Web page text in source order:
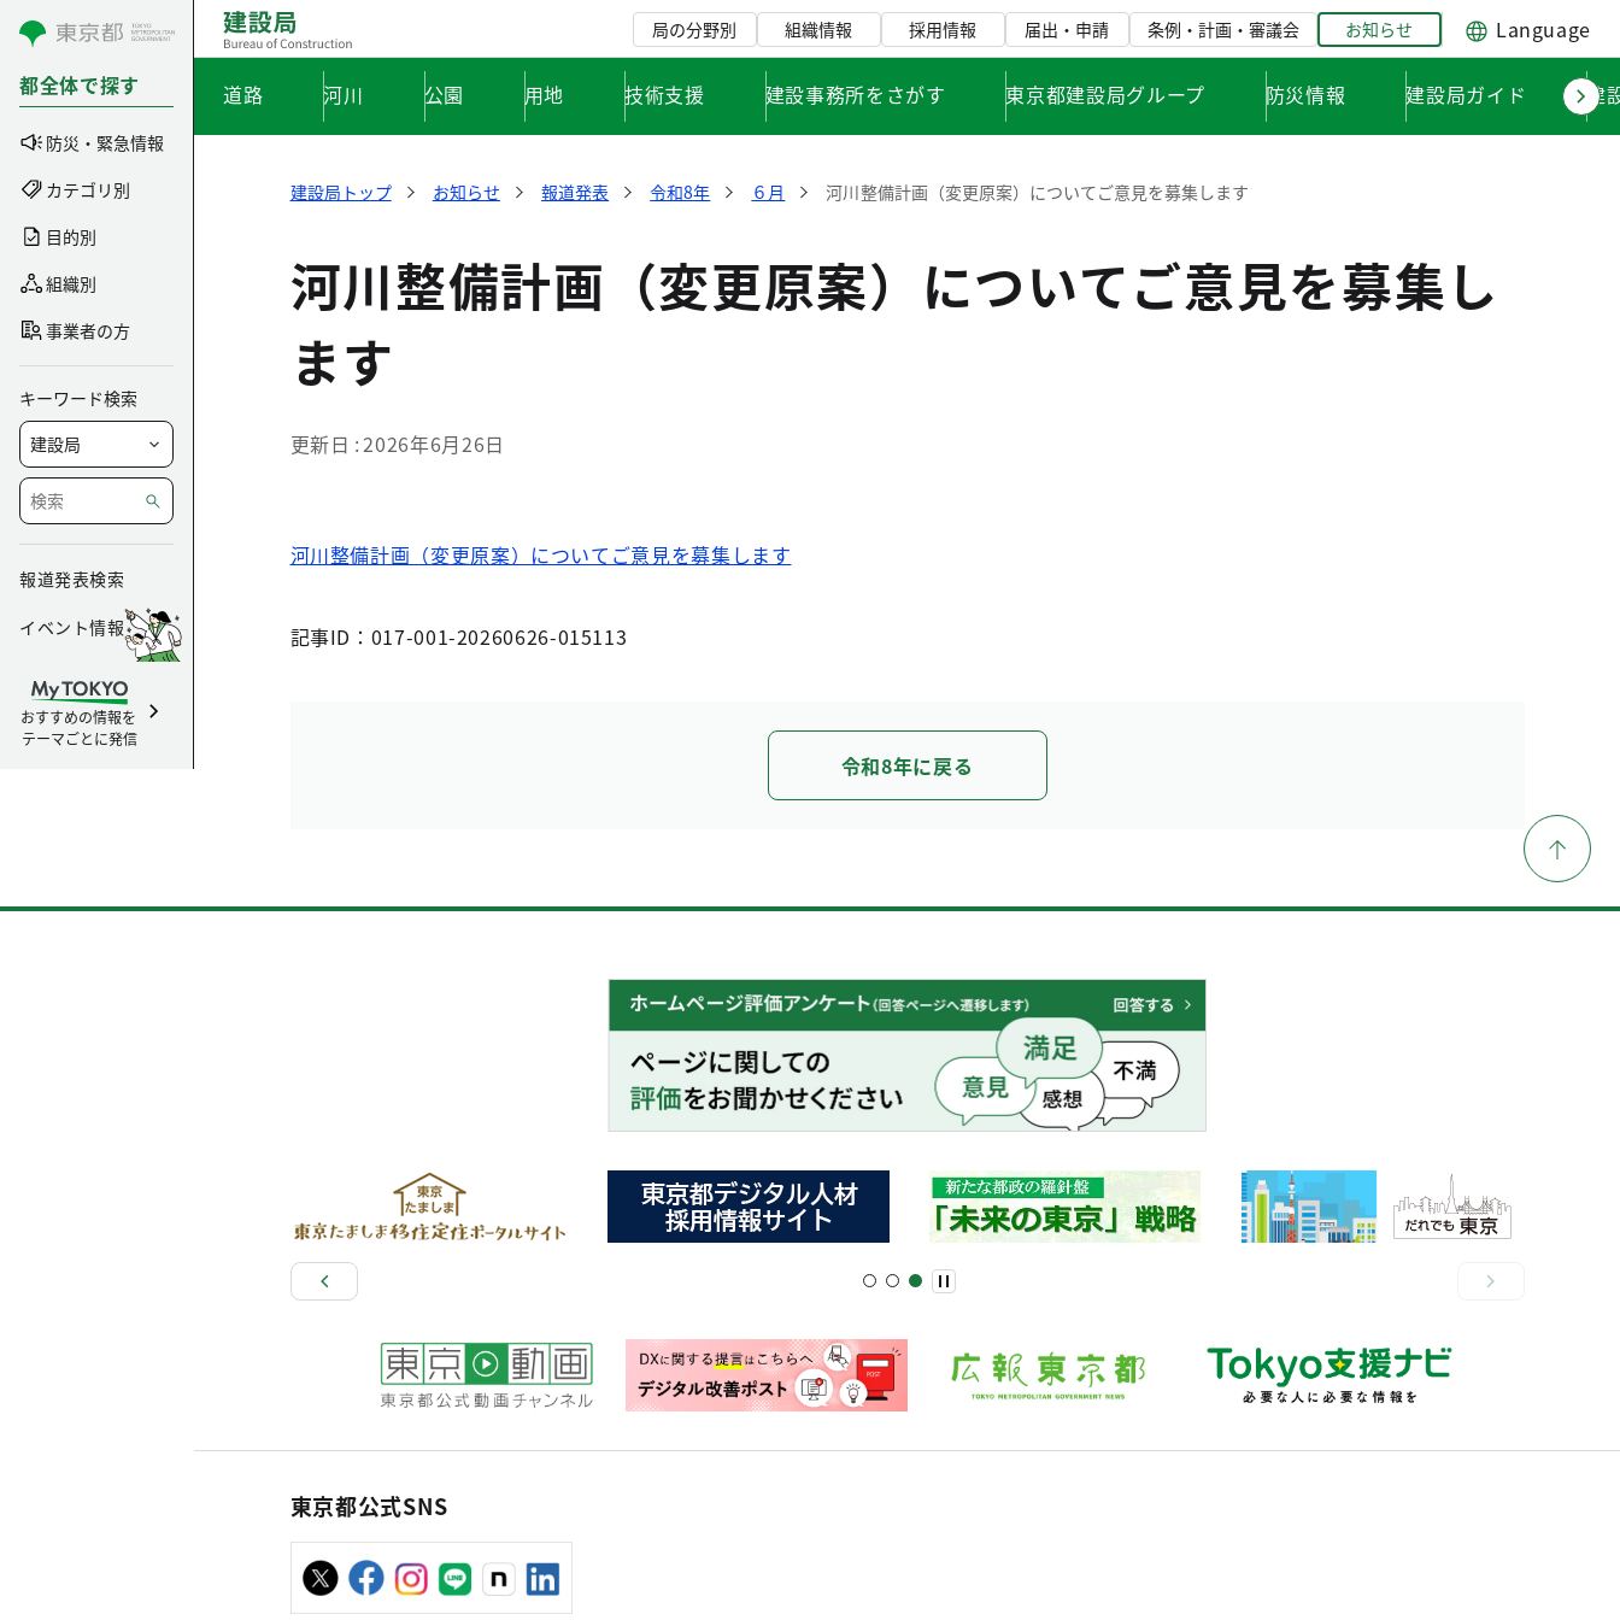
コンテンツにスキップ
都全体で探す
防災・緊急情報
カテゴリ別
目的別
組織別
事業者の方
キーワード検索
報道発表検索
イベント情報
おすすめの情報を
テーマごとに発信
局の分野別 組織情報 採用情報 届出・申請 条例・計画・審議会 お知らせ Language
道路 河川 公園 用地 技術支援 建設事務所をさがす 東京都建設局グループ 防災情報 建設局ガイド 建
建設局トップ お知らせ 報道発表 令和8年 ６月 河川整備計画（変更原案）についてご意見を募集します
河川整備計画（変更原案）についてご意見を募集し
ます
更新日 2026年6月26日
河川整備計画（変更原案）についてご意見を募集します
記事ID：017-001-20260626-015113
令和8年に戻る
東京都公式SNS